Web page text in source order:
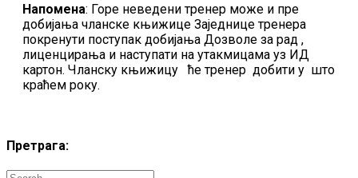
Напомена: Горе неведени тренер може и пре
добијања чланске књижице Заједнице тренера
покренути поступак добијања Дозволе за рад ,
лиценцирања и наступати на утакмицама уз ИД
картон. Чланску књижицу ће тренер добити у што
краћем року.
Претрага: